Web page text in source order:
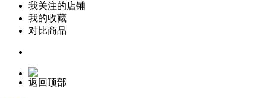
我关注的店铺
我的收藏
对比商品
返回顶部